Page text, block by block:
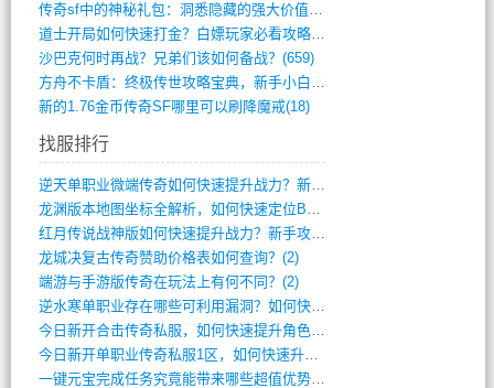
传奇sf中的神秘礼包：洞悉隐藏的强大价值(427)
道士开局如何快速打金？白嫖玩家必看攻略(5)
沙巴克何时再战？兄弟们该如何备战？(659)
方舟不卡盾：终极传世攻略宝典，新手小白逆(495)
新的1.76金币传奇SF哪里可以刷降魔戒(18)
找服排行
逆天单职业微端传奇如何快速提升战力？新手(4)
龙渊版本地图坐标全解析，如何快速定位BO(3)
红月传说战神版如何快速提升战力？新手攻略(3)
龙城决复古传奇赞助价格表如何查询？(2)
端游与手游版传奇在玩法上有何不同？(2)
逆水寒单职业存在哪些可利用漏洞？如何快速(1)
今日新开合击传奇私服，如何快速提升角色战(0)
今日新开单职业传奇私服1区，如何快速升级(0)
一键元宝完成任务究竟能带来哪些超值优势？(0)